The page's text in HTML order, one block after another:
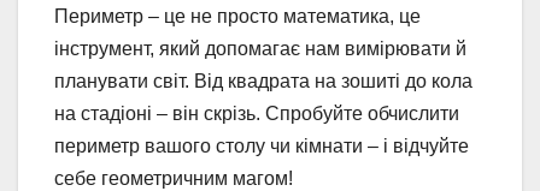
Периметр – це не просто математика, це
інструмент, який допомагає нам вимірювати й
планувати світ. Від квадрата на зошиті до кола
на стадіоні – він скрізь. Спробуйте обчислити
периметр вашого столу чи кімнати – і відчуйте
себе геометричним магом!